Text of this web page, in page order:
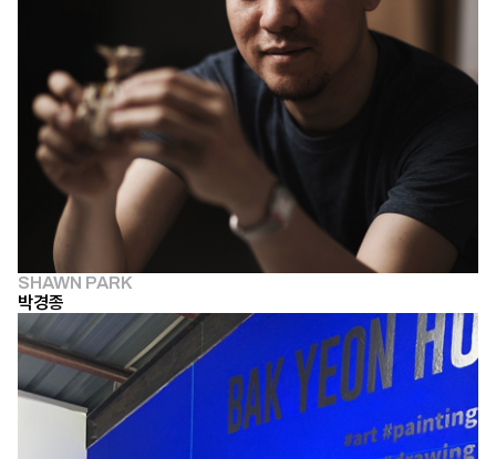
SHAWN PARK
박경종